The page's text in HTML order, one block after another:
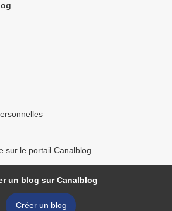
sur le portail Canalblog
un blog sur Canalblog
Créer un blog